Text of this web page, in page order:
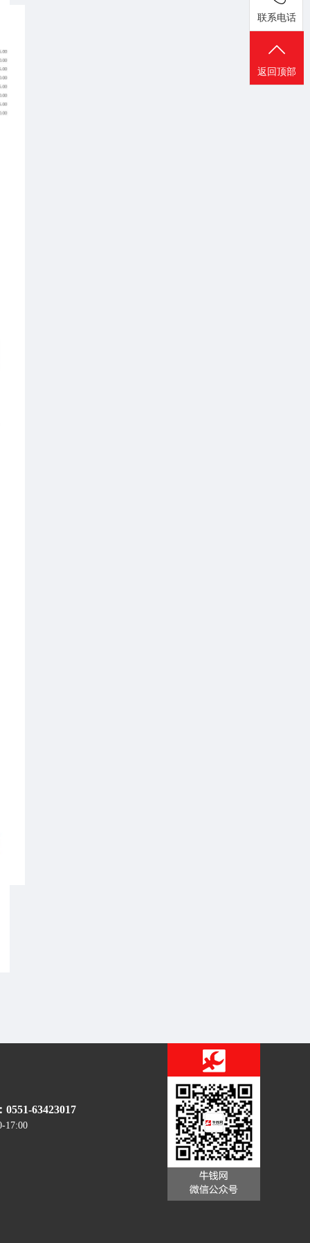
63423017
17:00
联系电话
返回顶部